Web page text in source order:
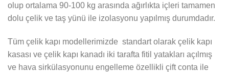
olup ortalama 90-100 kg arasında ağırlıkta içleri tamamen
dolu çelik ve taş yünü ile izolasyonu yapılmış durumdadır.
Tüm çelik kapı modellerimizde standart olarak çelik kapı
kasası ve çelik kapı kanadı iki tarafta fitil yatakları açılmış
ve hava sirkülasyonunu engelleme özellikli çift conta ile